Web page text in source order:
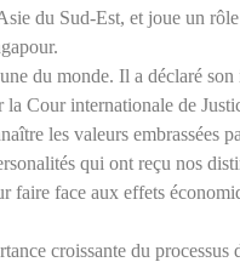
du Sud-Est, et joue un
du monde. Il a déclaré
Cour internationale de
les valeurs embrassées
qui ont reçu nos
face aux effets
croissante du